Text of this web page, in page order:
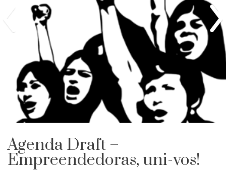
Agenda Draft –
Empreendedoras, uni-vos!